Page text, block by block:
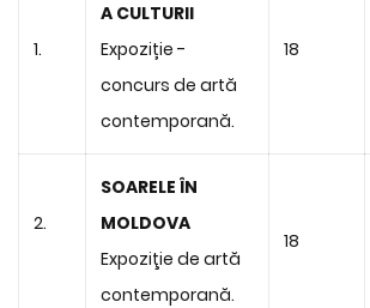
1.
A CULTURII
Expoziție -
concurs de artă
contemporană.
18
2.
SOARELE ÎN
MOLDOVA
Expoziţie de artă
contemporană.
18